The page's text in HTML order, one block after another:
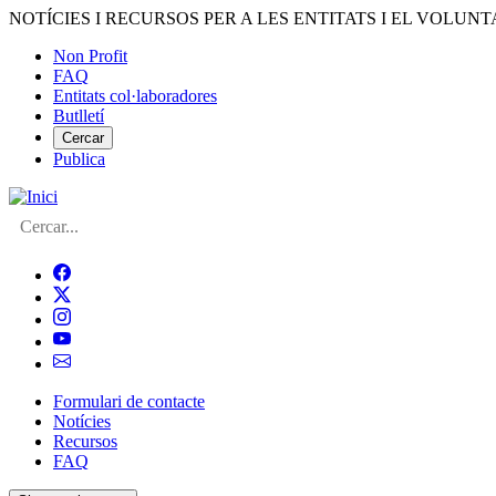
Vés
contingut
NOTÍCIES I RECURSOS PER A LES ENTITATS I EL
Menú
del
compte
d'usuari
Non Profit
FAQ
Entitats col·laboradores
Butlletí
Cercar
Publica
Cerca
Navegació
principal
de
Formulari de contacte
Notícies
Recursos
FAQ